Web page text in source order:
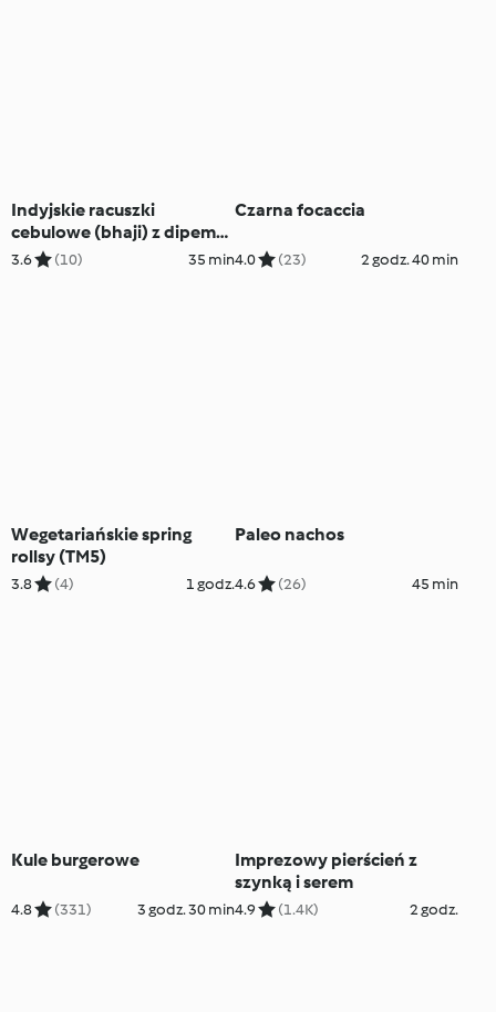
Indyjskie racuszki
cebulowe (bhaji) z dipem
kolendrowym (TM5)
3.6 (10) 35 min
Czarna focaccia
4.0 (23) 2 godz. 40 min
Wegetariańskie spring
rollsy (TM5)
3.8 (4) 1 godz.
Paleo nachos
4.6 (26) 45 min
Kule burgerowe
4.8 (331) 3 godz. 30 min
Imprezowy pierścień z
szynką i serem
4.9 (1.4K) 2 godz.